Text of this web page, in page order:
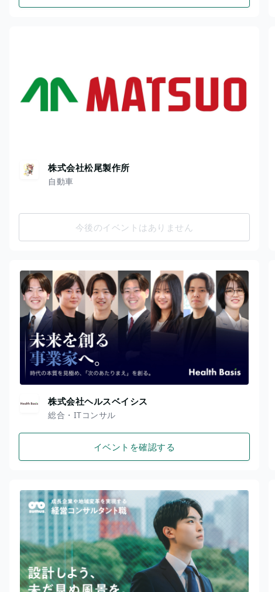
株式会社松尾製作所
自動車
今後のイベントはありません
株式会社ヘルスベイシス
総合・ITコンサル
イベントを確認する